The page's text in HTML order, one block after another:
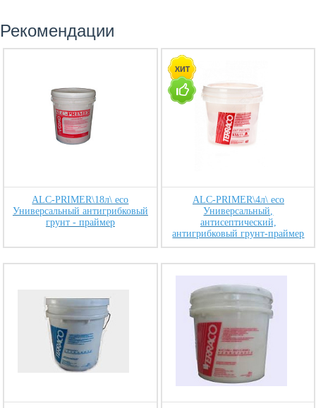
Рекомендации
ALC-PRIMER\18л\ eco
Универсальный антигрибковый
грунт - праймер
ALC-PRIMER\4л\ eco
Универсальный,
антисептический,
антигрибковый грунт-праймер